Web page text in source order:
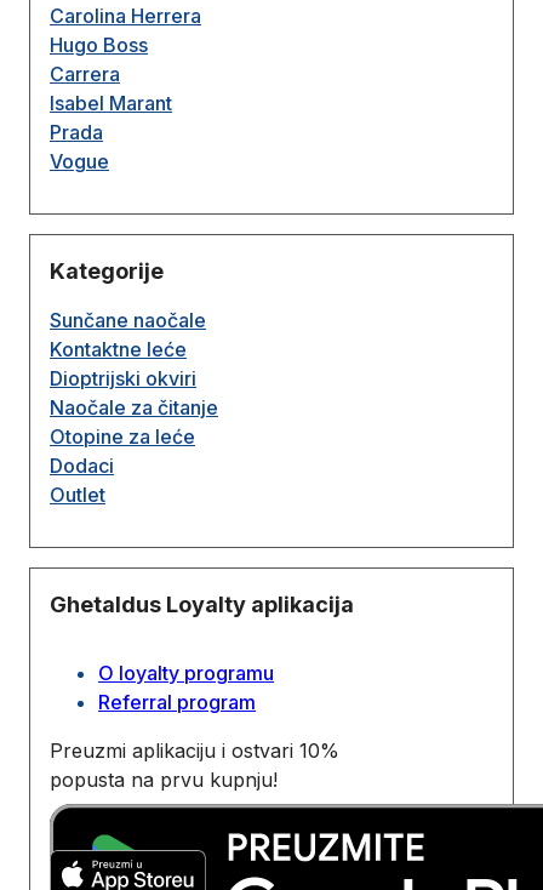
Carolina Herrera
Hugo Boss
Carrera
Isabel Marant
Prada
Vogue
Kategorije
Sunčane naočale
Kontaktne leće
Dioptrijski okviri
Naočale za čitanje
Otopine za leće
Dodaci
Outlet
Ghetaldus Loyalty aplikacija
O loyalty programu
Referral program
Preuzmi aplikaciju i ostvari 10%
popusta na prvu kupnju!